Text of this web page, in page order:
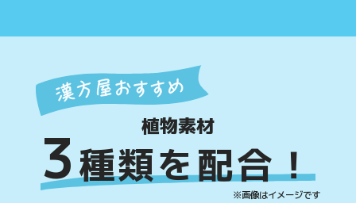
植物素材
3種類を配合！
※画像はイメージです